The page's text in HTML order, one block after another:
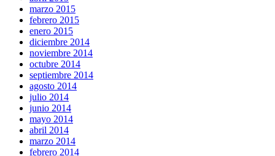
marzo 2015
febrero 2015
enero 2015
diciembre 2014
noviembre 2014
octubre 2014
septiembre 2014
agosto 2014
julio 2014
junio 2014
mayo 2014
abril 2014
marzo 2014
febrero 2014